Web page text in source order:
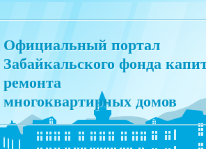
Официальный портал
Забайкальского фонда
ремонта
многоквартирных домов